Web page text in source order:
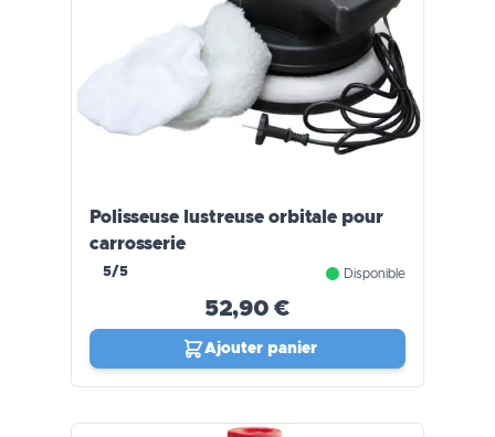
Polisseuse lustreuse orbitale pour
carrosserie
5/5 Disponible
52,90 €
Ajouter panier